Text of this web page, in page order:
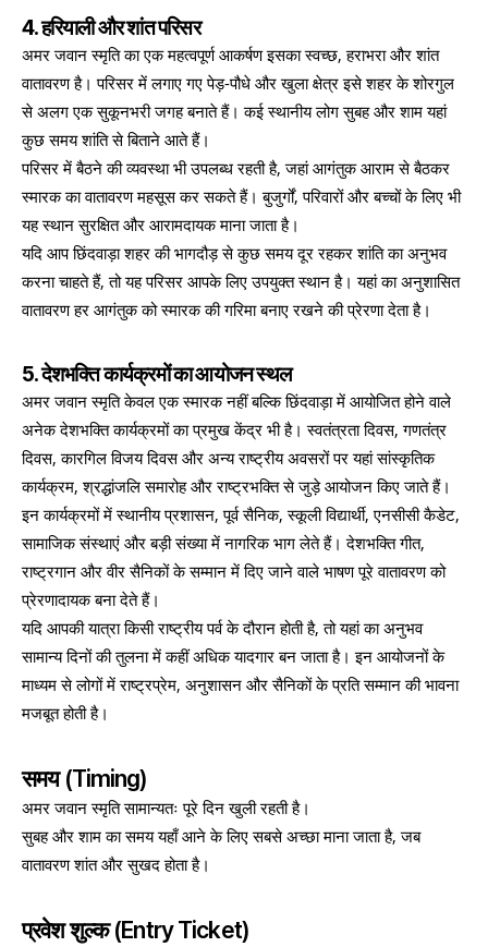
4. हरियाली और शांत परिसर
अमर जवान स्मृति का एक महत्वपूर्ण आकर्षण इसका स्वच्छ, हराभरा और शांत
वातावरण है। परिसर में लगाए गए पेड़-पौधे और खुला क्षेत्र इसे शहर के शोरगुल
से अलग एक सुकूनभरी जगह बनाते हैं। कई स्थानीय लोग सुबह और शाम यहां
कुछ समय शांति से बिताने आते हैं।
परिसर में बैठने की व्यवस्था भी उपलब्ध रहती है, जहां आगंतुक आराम से बैठकर
स्मारक का वातावरण महसूस कर सकते हैं। बुजुर्गों, परिवारों और बच्चों के लिए भी
यह स्थान सुरक्षित और आरामदायक माना जाता है।
यदि आप छिंदवाड़ा शहर की भागदौड़ से कुछ समय दूर रहकर शांति का अनुभव
करना चाहते हैं, तो यह परिसर आपके लिए उपयुक्त स्थान है। यहां का अनुशासित
वातावरण हर आगंतुक को स्मारक की गरिमा बनाए रखने की प्रेरणा देता है।
5. देशभक्ति कार्यक्रमों का आयोजन स्थल
अमर जवान स्मृति केवल एक स्मारक नहीं बल्कि छिंदवाड़ा में आयोजित होने वाले
अनेक देशभक्ति कार्यक्रमों का प्रमुख केंद्र भी है। स्वतंत्रता दिवस, गणतंत्र
दिवस, कारगिल विजय दिवस और अन्य राष्ट्रीय अवसरों पर यहां सांस्कृतिक
कार्यक्रम, श्रद्धांजलि समारोह और राष्ट्रभक्ति से जुड़े आयोजन किए जाते हैं।
इन कार्यक्रमों में स्थानीय प्रशासन, पूर्व सैनिक, स्कूली विद्यार्थी, एनसीसी कैडेट,
सामाजिक संस्थाएं और बड़ी संख्या में नागरिक भाग लेते हैं। देशभक्ति गीत,
राष्ट्रगान और वीर सैनिकों के सम्मान में दिए जाने वाले भाषण पूरे वातावरण को
प्रेरणादायक बना देते हैं।
यदि आपकी यात्रा किसी राष्ट्रीय पर्व के दौरान होती है, तो यहां का अनुभव
सामान्य दिनों की तुलना में कहीं अधिक यादगार बन जाता है। इन आयोजनों के
माध्यम से लोगों में राष्ट्रप्रेम, अनुशासन और सैनिकों के प्रति सम्मान की भावना
मजबूत होती है।
समय (Timing)
अमर जवान स्मृति सामान्यतः पूरे दिन खुली रहती है।
सुबह और शाम का समय यहाँ आने के लिए सबसे अच्छा माना जाता है, जब
वातावरण शांत और सुखद होता है।
प्रवेश शुल्क (Entry Ticket)